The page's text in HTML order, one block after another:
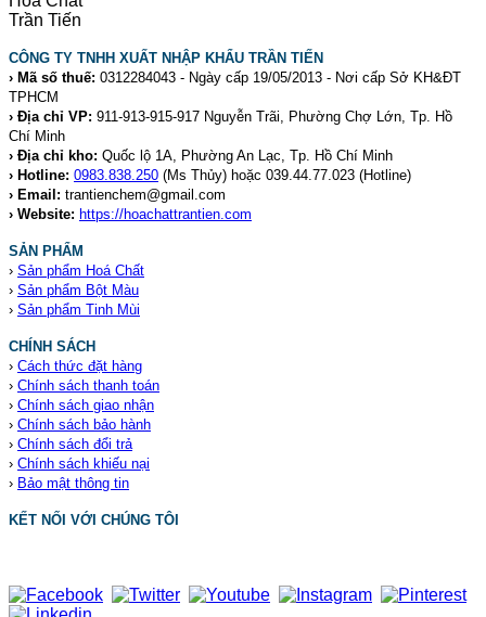
CÔNG TY TNHH XUẤT NHẬP KHẨU TRẦN TIẾN
› Mã số thuế: 0312284043 - Ngày cấp 19/05/2013 - Nơi cấp Sở KH&ĐT
TPHCM
› Địa chỉ VP: 911-913-915-917 Nguyễn Trãi, Phường Chợ Lớn, Tp. Hồ
Chí Minh
› Địa chỉ kho: Quốc lộ 1A, Phường An Lạc, Tp. Hồ Chí Minh
› Hotline: 0983.838.250 (Ms Thủy) hoặc 039.44.77.023 (Hotline)
› Email: trantienchem@gmail.com
› Website: https://hoachattrantien.com
SẢN PHẨM
› Sản phẩm Hoá Chất
› Sản phẩm Bột Màu
› Sản phẩm Tinh Mùi
CHÍNH SÁCH
› Cách thức đặt hàng
› Chính sách thanh toán
› Chính sách giao nhận
› Chính sách bảo hành
› Chính sách đổi trả
› Chính sách khiếu nại
› Bảo mật thông tin
KẾT NỐI VỚI CHÚNG TÔI